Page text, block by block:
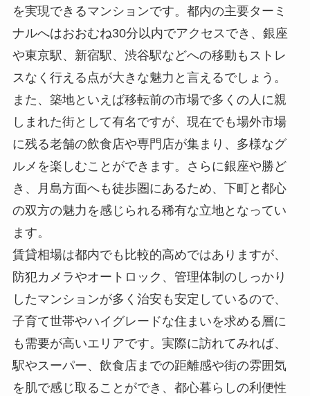
を実現できるマンションです。都内の主要ターミ
ナルへはおおむね30分以内でアクセスでき、銀座
や東京駅、新宿駅、渋谷駅などへの移動もストレ
スなく行える点が大きな魅力と言えるでしょう。
また、築地といえば移転前の市場で多くの人に親
しまれた街として有名ですが、現在でも場外市場
に残る老舗の飲食店や専門店が集まり、多様なグ
ルメを楽しむことができます。さらに銀座や勝ど
き、月島方面へも徒歩圏にあるため、下町と都心
の双方の魅力を感じられる稀有な立地となってい
ます。
賃貸相場は都内でも比較的高めではありますが、
防犯カメラやオートロック、管理体制のしっかり
したマンションが多く治安も安定しているので、
子育て世帯やハイグレードな住まいを求める層に
も需要が高いエリアです。実際に訪れてみれば、
駅やスーパー、飲食店までの距離感や街の雰囲気
を肌で感じ取ることができ、都心暮らしの利便性